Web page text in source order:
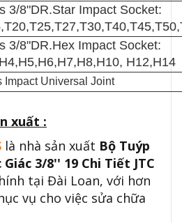
3/8"DR.Star Impact Socket:
3/8"DR.Hex Impact Socket:
H12,H14
Impact Universal Joint
xuất :
là nhà sản xuất Bộ Tuýp
3/8'' 19 Chi Tiết JTC
tại Đài Loan, với hơn
vụ cho việc sửa chữa